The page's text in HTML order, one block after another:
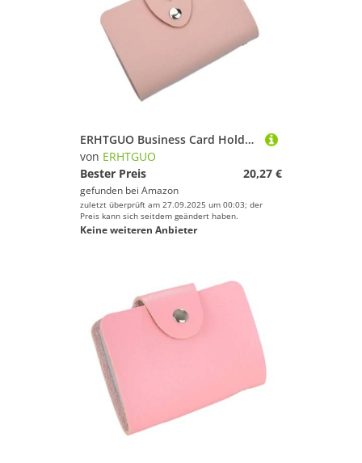
ERHTGUO Business Card Holder Wallet Women Black/pink/Blue/Green/red/Brown Bank/ID/Credit 24 Bits Case(Pink)
von ERHTGUO
Bester Preis
20,27 €
gefunden bei Amazon
zuletzt überprüft am 27.09.2025 um 00:03; der
Preis kann sich seitdem geändert haben.
Keine weiteren Anbieter